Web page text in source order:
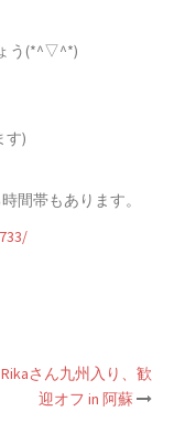
う(*^▽^*)
す)
間帯もあります。
さん九州入り、歓
迎オフ in 阿蘇